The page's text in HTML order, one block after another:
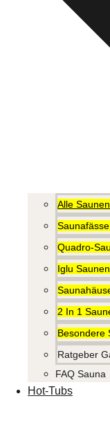
Alle Saunen
Quadro-
Iglu Saunen
2 In 1
Besondere
Ratgeber
FAQ Sauna
Hot-Tubs